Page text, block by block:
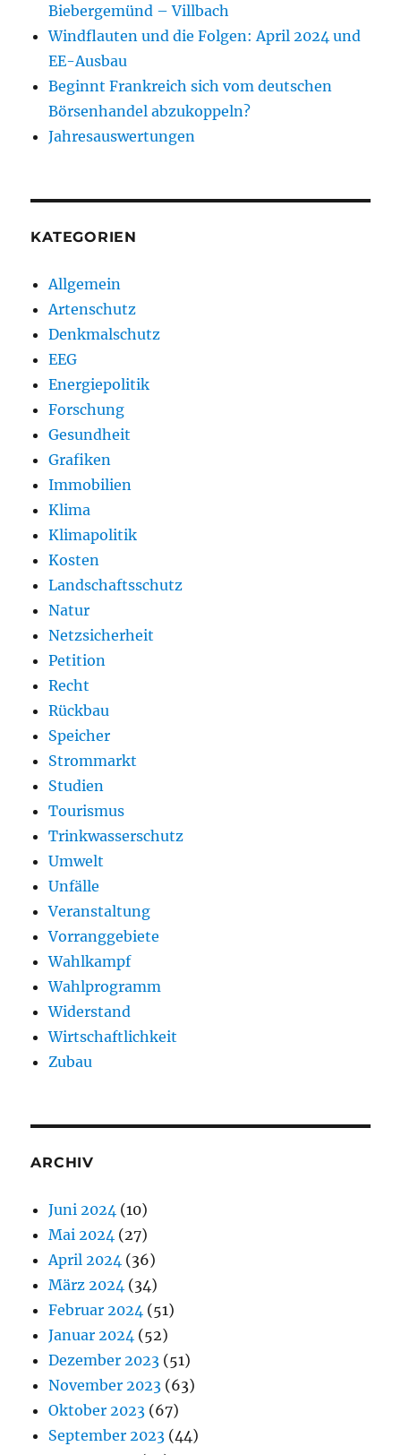
Biebergemünd – Villbach
Windflauten und die Folgen: April 2024 und
EE-Ausbau
Beginnt Frankreich sich vom deutschen
Börsenhandel abzukoppeln?
Jahresauswertungen
KATEGORIEN
Allgemein
Artenschutz
Denkmalschutz
EEG
Energiepolitik
Forschung
Gesundheit
Grafiken
Immobilien
Klima
Klimapolitik
Kosten
Landschaftsschutz
Natur
Netzsicherheit
Petition
Recht
Rückbau
Speicher
Strommarkt
Studien
Tourismus
Trinkwasserschutz
Umwelt
Unfälle
Veranstaltung
Vorranggebiete
Wahlkampf
Wahlprogramm
Widerstand
Wirtschaftlichkeit
Zubau
ARCHIV
Juni 2024 (10)
Mai 2024 (27)
April 2024 (36)
März 2024 (34)
Februar 2024 (51)
Januar 2024 (52)
Dezember 2023 (51)
November 2023 (63)
Oktober 2023 (67)
September 2023 (44)